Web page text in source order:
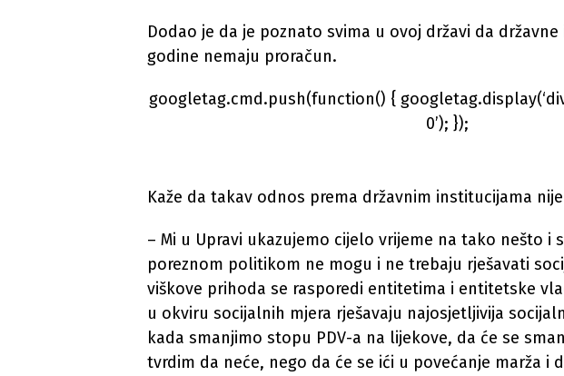
Dodao je da je poznato svima u ovoj državi da
godine nemaju proračun.
googletag.cmd.push(function() {
0’); });
Kaže da takav odnos prema državnim institucijama
– Mi u Upravi ukazujemo cijelo vrijeme na tako nešto i
poreznom politikom ne mogu i ne trebaju rješavati
viškove prihoda se rasporedi entitetima i entitetske
u okviru socijalnih mjera rješavaju najosjetljivija
kada smanjimo stopu PDV-a na lijekove, da će se
tvrdim da neće, nego da će se ići u povećanje marža i